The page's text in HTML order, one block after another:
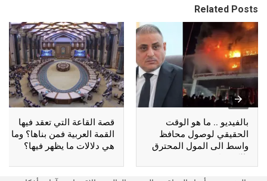
Related Posts
بالفيديو .. ما هو الوقت
الحقيقي لوصول محافظ
واسط الى المول المحترق
بالكوت؟
قصة القاعة التي تعقد فيها
القمة العربية فمن بناها؟ وما
هي دلالات ما يظهر فيها؟